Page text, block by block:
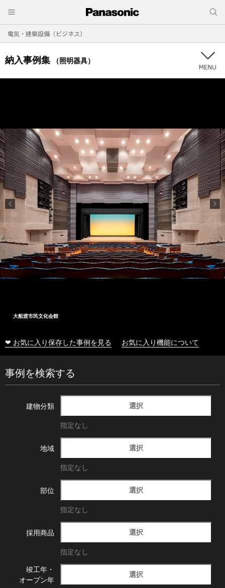
電気・建築設備（ビジネス）
納入事例集 （照明器具）
大船渡市民文化会館
❤ お気に入り保存した事例を見る お気に入り機能について
事例を検索する
建物分類 選択
指定なし
地域 選択
指定なし
部位 選択
指定なし
採用商品 選択
指定なし
竣工年・
オープン年
選択